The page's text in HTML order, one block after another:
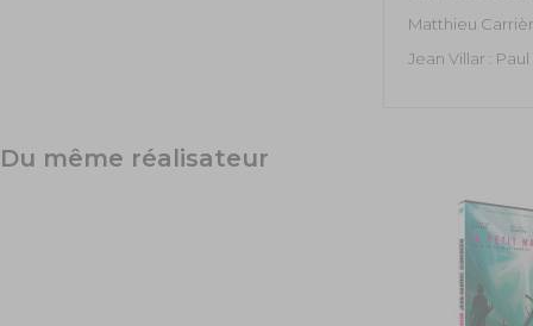
Matthieu
Jean Villar : Paul
Du même réalisateur